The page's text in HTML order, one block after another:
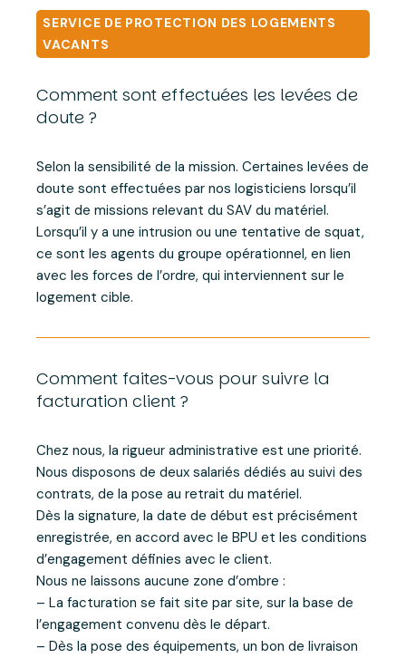
SERVICE DE PROTECTION DES LOGEMENTS
VACANTS
Comment sont effectuées les levées de
doute ?
Selon la sensibilité de la mission. Certaines levées de
doute sont effectuées par nos logisticiens lorsqu’il
s’agit de missions relevant du SAV du matériel.
Lorsqu’il y a une intrusion ou une tentative de squat,
ce sont les agents du groupe opérationnel, en lien
avec les forces de l’ordre, qui interviennent sur le
logement cible.
Comment faites-vous pour suivre la
facturation client ?
Chez nous, la rigueur administrative est une priorité.
Nous disposons de deux salariés dédiés au suivi des
contrats, de la pose au retrait du matériel.
Dès la signature, la date de début est précisément
enregistrée, en accord avec le BPU et les conditions
d’engagement définies avec le client.
Nous ne laissons aucune zone d’ombre :
– La facturation se fait site par site, sur la base de
l’engagement convenu dès le départ.
– Dès la pose des équipements, un bon de livraison